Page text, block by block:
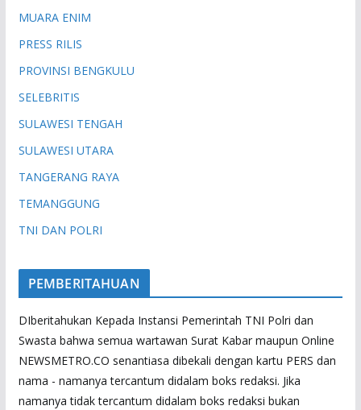
MUARA ENIM
PRESS RILIS
PROVINSI BENGKULU
SELEBRITIS
SULAWESI TENGAH
SULAWESI UTARA
TANGERANG RAYA
TEMANGGUNG
TNI DAN POLRI
PEMBERITAHUAN
DIberitahukan Kepada Instansi Pemerintah TNI Polri dan
Swasta bahwa semua wartawan Surat Kabar maupun Online
NEWSMETRO.CO senantiasa dibekali dengan kartu PERS dan
nama - namanya tercantum didalam boks redaksi. Jika
namanya tidak tercantum didalam boks redaksi bukan